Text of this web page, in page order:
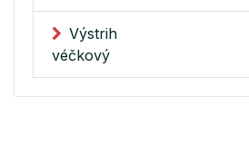
Výstrih
véčkový